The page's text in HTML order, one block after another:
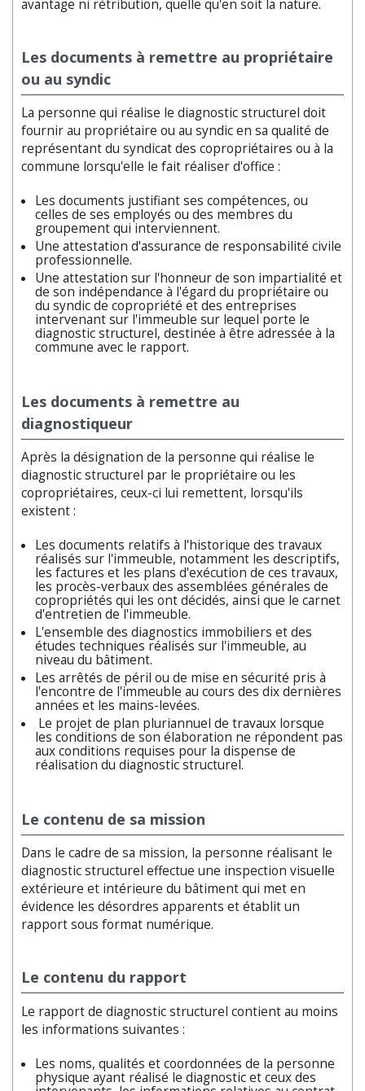
avantage ni rétribution, quelle qu'en soit la nature.
Les documents à remettre au propriétaire
ou au syndic
La personne qui réalise le diagnostic structurel doit
fournir au propriétaire ou au syndic en sa qualité de
représentant du syndicat des copropriétaires ou à la
commune lorsqu'elle le fait réaliser d'office :
Les documents justifiant ses compétences, ou
celles de ses employés ou des membres du
groupement qui interviennent.
Une attestation d'assurance de responsabilité civile
professionnelle.
Une attestation sur l'honneur de son impartialité et
de son indépendance à l'égard du propriétaire ou
du syndic de copropriété et des entreprises
intervenant sur l'immeuble sur lequel porte le
diagnostic structurel, destinée à être adressée à la
commune avec le rapport.
Les documents à remettre au
diagnostiqueur
Après la désignation de la personne qui réalise le
diagnostic structurel par le propriétaire ou les
copropriétaires, ceux-ci lui remettent, lorsqu'ils
existent :
Les documents relatifs à l'historique des travaux
réalisés sur l'immeuble, notamment les descriptifs,
les factures et les plans d'exécution de ces travaux,
les procès-verbaux des assemblées générales de
copropriétés qui les ont décidés, ainsi que le carnet
d'entretien de l'immeuble.
L'ensemble des diagnostics immobiliers et des
études techniques réalisés sur l'immeuble, au
niveau du bâtiment.
Les arrêtés de péril ou de mise en sécurité pris à
l'encontre de l'immeuble au cours des dix dernières
années et les mains-levées.
Le projet de plan pluriannuel de travaux lorsque
les conditions de son élaboration ne répondent pas
aux conditions requises pour la dispense de
réalisation du diagnostic structurel.
Le contenu de sa mission
Dans le cadre de sa mission, la personne réalisant le
diagnostic structurel effectue une inspection visuelle
extérieure et intérieure du bâtiment qui met en
évidence les désordres apparents et établit un
rapport sous format numérique.
Le contenu du rapport
Le rapport de diagnostic structurel contient au moins
les informations suivantes :
Les noms, qualités et coordonnées de la personne
physique ayant réalisé le diagnostic et ceux des